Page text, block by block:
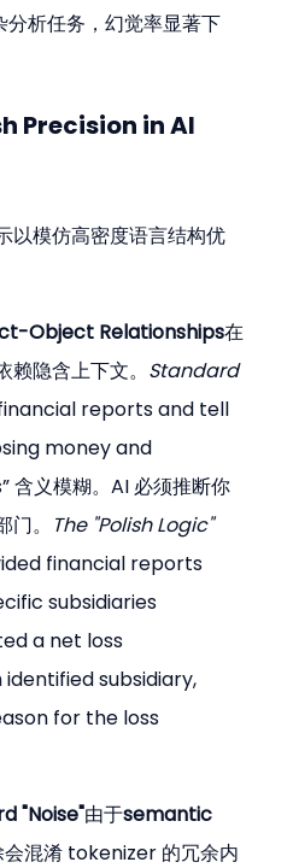
分析任务，幻觉率显著下
Precision in AI
以模仿高密度语言结构优
Object Relationships在
隐含上下文。 Standard
reports and tell
money and
含义模糊。AI 必须推断你
。
The "Polish Logic"
financial reports
subsidiaries
a net loss
subsidiary,
for the loss
"Noise"由于semantic
会混淆 tokenizer 的冗余内